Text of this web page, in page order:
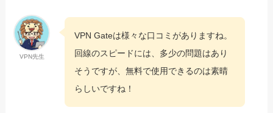
VPN先生
VPN Gateは様々な口コミがありますね。
回線のスピードには、多少の問題はあり
そうですが、無料で使用できるのは素晴
らしいですね！